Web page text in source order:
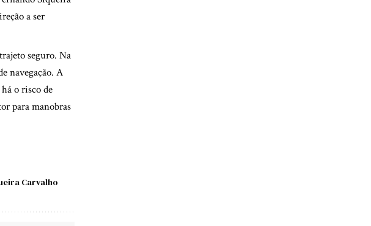
a ser
seguro. Na
navegação. A
o risco de
para manobras
Carvalho